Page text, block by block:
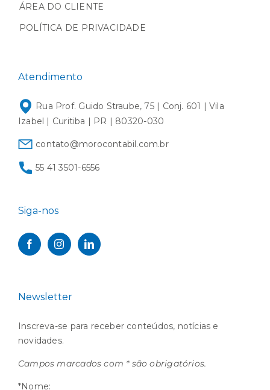
ÁREA DO CLIENTE
POLÍTICA DE PRIVACIDADE
Atendimento
Rua Prof. Guido Straube, 75 | Conj. 601 | Vila
Izabel | Curitiba | PR | 80320-030
contato@morocontabil.com.br
55 41 3501-6556
Siga-nos
Newsletter
Inscreva-se para receber conteúdos, notícias e
novidades.
Campos marcados com * são obrigatórios.
*Nome: